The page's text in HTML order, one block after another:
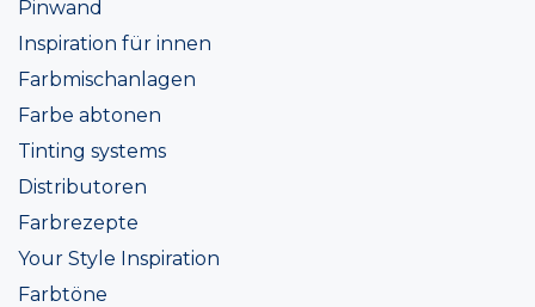
Pinwand
Inspiration für innen
Farbmischanlagen
Farbe abtonen
Tinting systems
Distributoren
Farbrezepte
Your Style Inspiration
Farbtöne